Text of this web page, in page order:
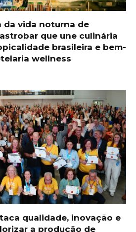
da vida noturna de
que une culinária
brasileira e bem-
wellness
qualidade, inovação e
a produção de